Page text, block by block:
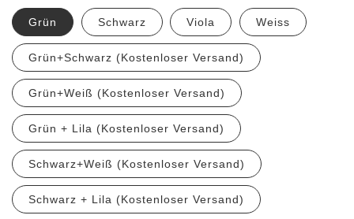
Grün Schwarz Viola Weiss
Grün+Schwarz (Kostenloser Versand)
Grün+Weiß (Kostenloser Versand)
Grün + Lila (Kostenloser Versand)
Schwarz+Weiß (Kostenloser Versand)
Schwarz + Lila (Kostenloser Versand)